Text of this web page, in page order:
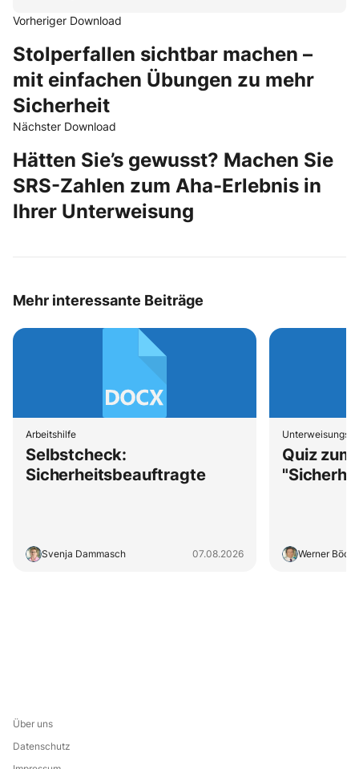
Vorheriger Download
Stolperfallen sichtbar machen –
mit einfachen Übungen zu mehr
Sicherheit
Nächster Download
Hätten Sie’s gewusst? Machen Sie
SRS-Zahlen zum Aha-Erlebnis in
Ihrer Unterweisung
Mehr interessante Beiträge
Arbeitshilfe
Selbstcheck:
Sicherheitsbeauftragte
Svenja Dammasch 07.08.2026
Unterweisungs-
Quiz zum
Werner
Über uns
Datenschutz